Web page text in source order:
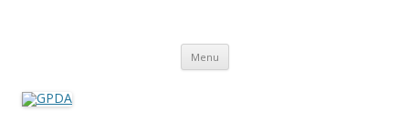
Menu Pular
o